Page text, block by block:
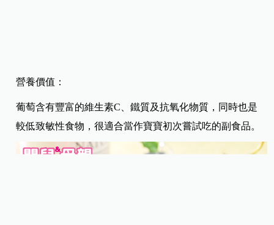
營養價值：
葡萄含有豐富的維生素C、鐵質及抗氧化物質，同時也是
較低致敏性食物，很適合當作寶寶初次嘗試吃的副食品。